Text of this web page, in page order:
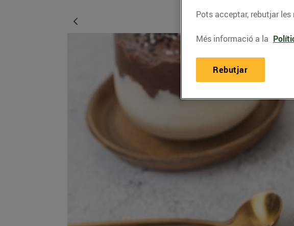
Pots acceptar, rebutjar
Més informació a la
Rebutjar